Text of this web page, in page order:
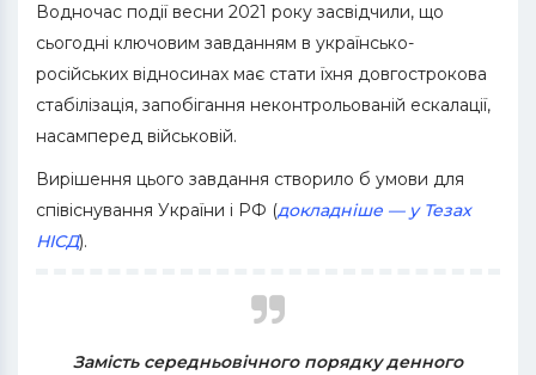
Водночас події весни 2021 року засвідчили, що
сьогодні ключовим завданням в українсько-
російських відносинах має стати їхня довгострокова
стабілізація, запобігання неконтрольованій ескалації,
насамперед військовій.
Вирішення цього завдання створило б умови для
співіснування України і РФ (докладніше — у Тезах
НІСД).
Замість середньовічного порядку денного